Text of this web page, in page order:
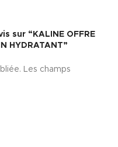
sur “KALINE OFFRE
HYDRATANT”
Les champs